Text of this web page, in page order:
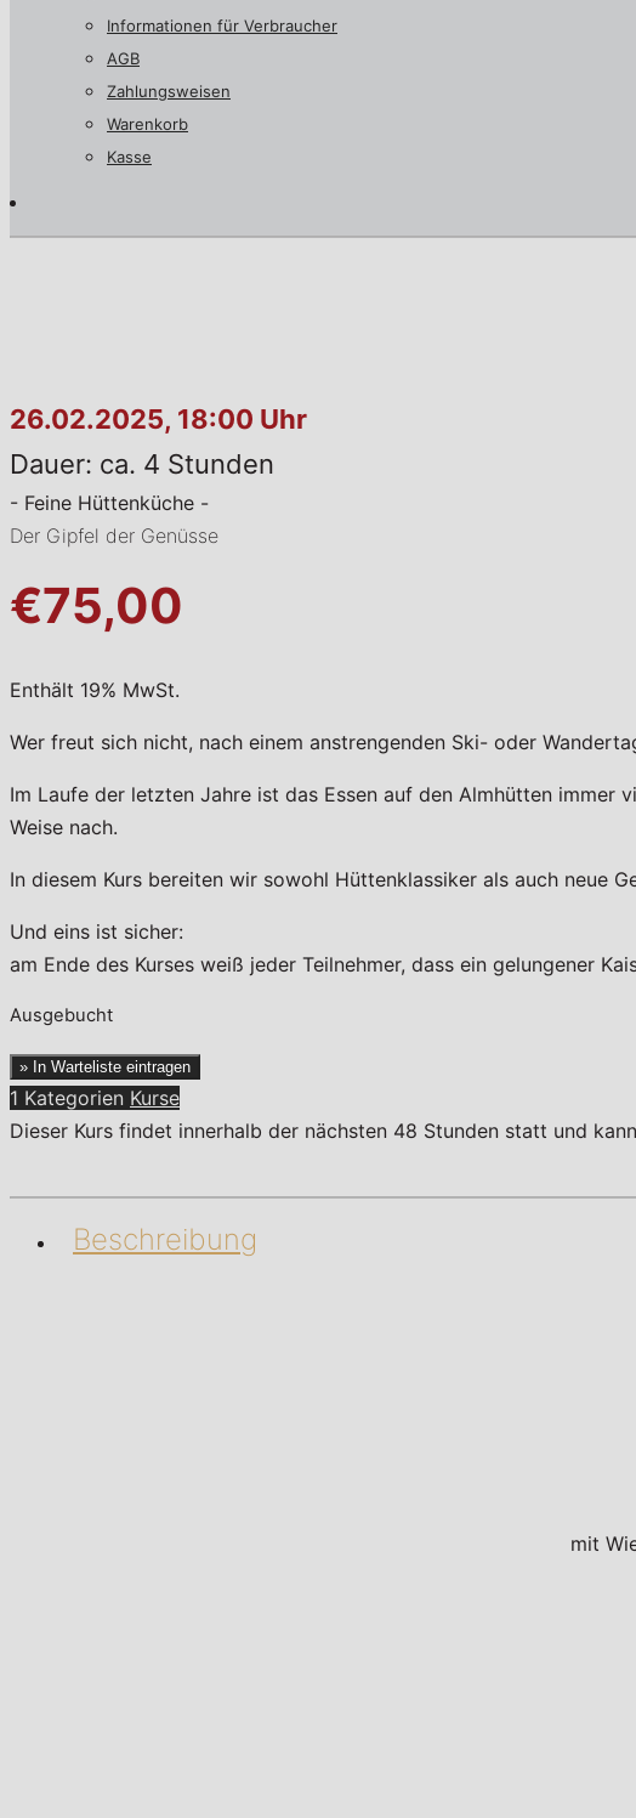
Informationen für Verbraucher
AGB
Zahlungsweisen
Warenkorb
Kasse
26.02.2025, 18:00 Uhr
Dauer: ca. 4 Stunden
- Feine Hüttenküche -
Der Gipfel der Genüsse
€75,00
Enthält 19% MwSt.
Wer freut sich nicht, nach einem anstrengenden Ski- oder
Im Laufe der letzten Jahre ist das Essen auf den Almhütten immer
Weise nach.
In diesem Kurs bereiten wir sowohl Hüttenklassiker als auch neue
Und eins ist sicher:
am Ende des Kurses weiß jeder Teilnehmer, dass ein gelungener
Ausgebucht
» In Warteliste eintragen
1 Kategorien Kurse
Dieser Kurs findet innerhalb der nächsten 48 Stunden statt und
Beschreibung
mit